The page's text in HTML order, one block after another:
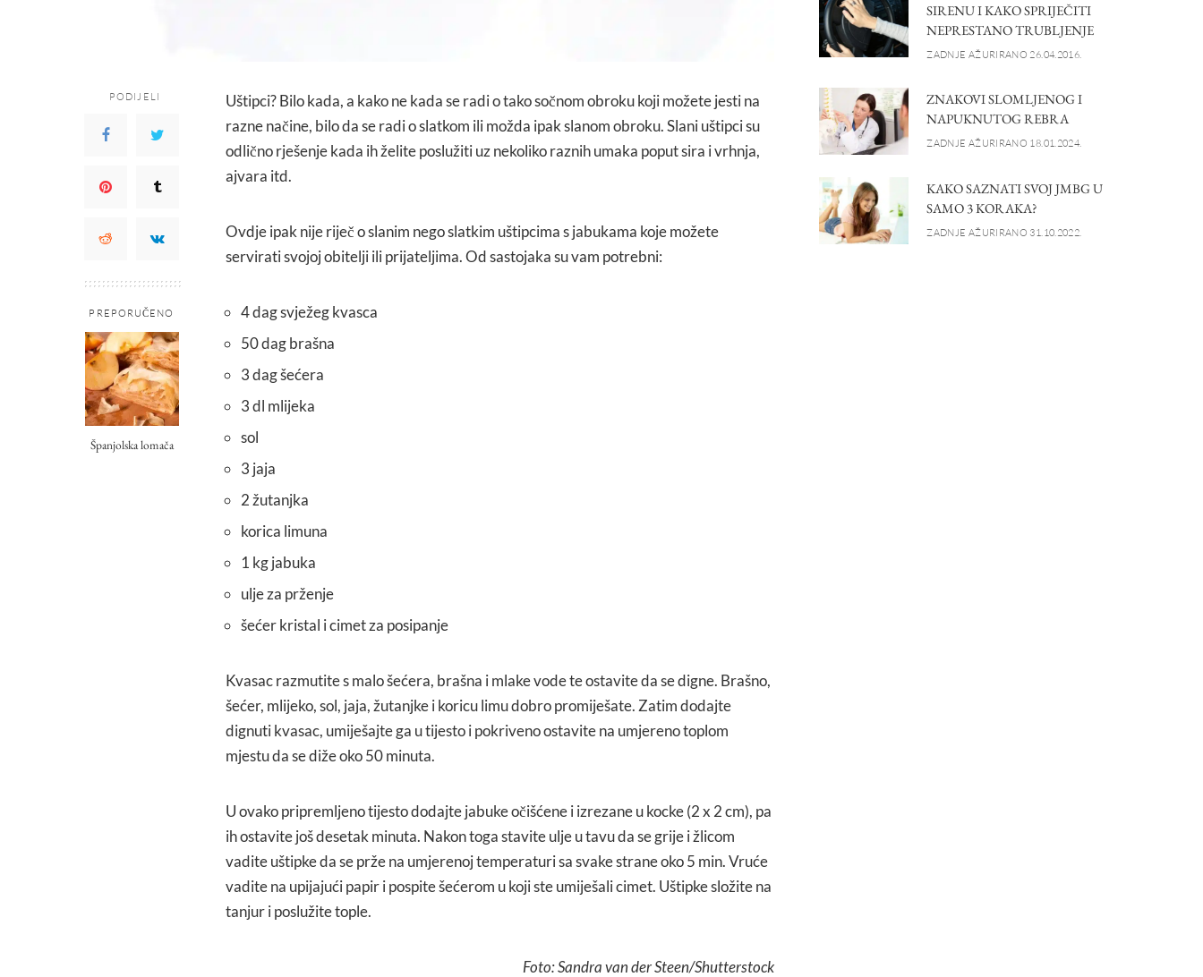
PODIJELI
PREPORUČENO
Španjolska lomača
Uštipci? Bilo kada, a kako ne kada se radi o tako sočnom obroku koji možete jesti na
razne načine, bilo da se radi o slatkom ili možda ipak slanom obroku. Slani uštipci su
odlično rješenje kada ih želite poslužiti uz nekoliko raznih umaka poput sira i vrhnja,
ajvara itd.
Ovdje ipak nije riječ o slanim nego slatkim uštipcima s jabukama koje možete
servirati svojoj obitelji ili prijateljima. Od sastojaka su vam potrebni:
4 dag svježeg kvasca
50 dag brašna
3 dag šećera
3 dl mlijeka
sol
3 jaja
2 žutanjka
korica limuna
1 kg jabuka
ulje za prženje
šećer kristal i cimet za posipanje
Kvasac razmutite s malo šećera, brašna i mlake vode te ostavite da se digne. Brašno,
šećer, mlijeko, sol, jaja, žutanjke i koricu limu dobro promiješate. Zatim dodajte
dignuti kvasac, umiješajte ga u tijesto i pokriveno ostavite na umjereno toplom
mjestu da se diže oko 50 minuta.
U ovako pripremljeno tijesto dodajte jabuke očišćene i izrezane u kocke (2 x 2 cm), pa
ih ostavite još desetak minuta. Nakon toga stavite ulje u tavu da se grije i žlicom
vadite uštipke da se prže na umjerenoj temperaturi sa svake strane oko 5 min. Vruće
vadite na upijajući papir i pospite šećerom u koji ste umiješali cimet. Uštipke složite na
tanjur i poslužite tople.
Foto: Sandra van der Steen/Shutterstock
SIRENU I KAKO SPRIJEČITI
NEPRESTANO TRUBLJENJE
ZADNJE AŽURIRANO 26.04.2016.
ZNAKOVI SLOMLJENOG I
NAPUKNUTOG REBRA
ZADNJE AŽURIRANO 18.01.2024.
KAKO SAZNATI SVOJ JMBG U
SAMO 3 KORAKA?
ZADNJE AŽURIRANO 31.10.2022.